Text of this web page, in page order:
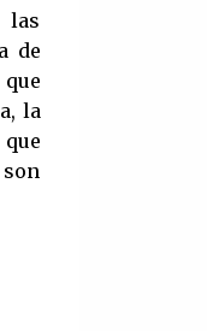
las
de
la